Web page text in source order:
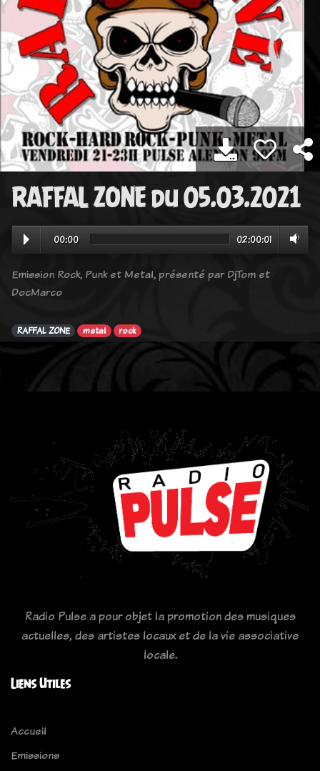
RAFFAL ZONE du 05.03.2021
00:00 02:00:01
Emission Rock, Punk et Metal, présenté par DjTom et
DocMarco
RAFFAL ZONE metal rock
Radio Pulse a pour objet la promotion des musiques
actuelles, des artistes locaux et de la vie associative
locale.
Liens Utiles
Accueil
Emissions